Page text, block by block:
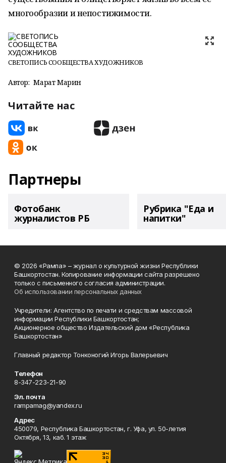
многообразии и непостижимости.
СВЕТОПИСЬ СООБЩЕСТВА ХУДОЖНИКОВ
Автор: Марат Марин
Читайте нас
Партнеры
Фотобанк
журналистов РБ
Рубрика "Еда и
напитки"
© 2026 «Рампа» – журнал о культурной жизни Республики
Башкортостан. Копирование информации сайта разрешено
только с письменного согласия администрации.
Об использовании персональных данных
Учредители: Агентство по печати и средствам массовой
информации Республики Башкортостан;
Акционерное общество Издательский дом «Республика
Башкортостан»
Главный редактор Тонконогий Игорь Валерьевич
Телефон
8-347-223-21-90
Эл. почта
rampamag@yandex.ru
Адрес
450079, Республика Башкортостан, г. Уфа, ул. 50-летия
Октября, 13, каб. 1 этаж